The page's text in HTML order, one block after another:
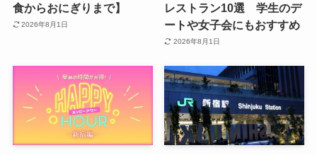
食からおにぎりまで】
2026年8月1日
レストラン10選 学生のデ
ートや女子会にもおすすめ
2026年8月1日